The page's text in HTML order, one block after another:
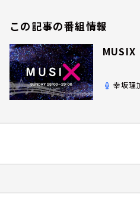
この記事の番組情報
MUSIX
幸坂理